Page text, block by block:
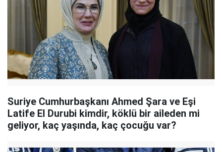
Suriye Cumhurbaşkanı Ahmed Şara ve Eşi
Latife El Durubi kimdir, köklü bir aileden mi
geliyor, kaç yaşında, kaç çocuğu var?